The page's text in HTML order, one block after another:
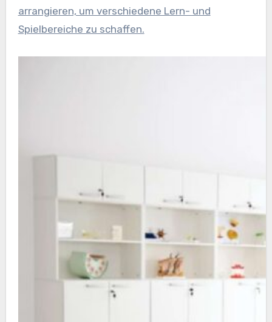
arrangieren, um verschiedene Lern- und
Spielbereiche zu schaffen.